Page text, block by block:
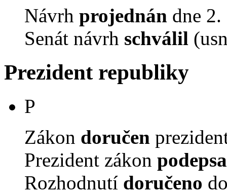
Návrh projednán dne
Senát návrh schválil
Prezident republiky
P
Zákon doručen
Prezident zákon
Rozhodnutí doručeno